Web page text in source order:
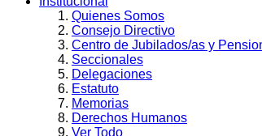
Quienes Somos
Consejo Directivo
Centro de Jubilados/as y
Seccionales
Delegaciones
Estatuto
Memorias
Derechos Humanos
Ver Todo